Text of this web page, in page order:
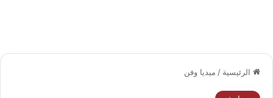
الرئيسية / ميديا وفن